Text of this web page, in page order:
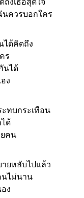
นควรบอกใคร
ได้คิดถึง
ร
นได้
ง
ะทบกระเทือน
ด้
คน
ายหลับไปแล้ว
นไม่นาน
ง